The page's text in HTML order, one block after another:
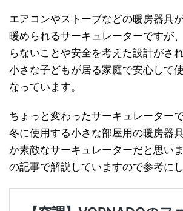
エアコンやストーブなどの暖房器具
暖められるサーキュレーターですが
らないことや安全を考えた設計がさ
小さな子どもが居る家庭で安心して
なっています。
ちょっと変わったサーキュレーター
冬に使用する小さな部屋用の暖房器
か素敵なサーキュレーターだと思い
の記事で解説していますので参考に